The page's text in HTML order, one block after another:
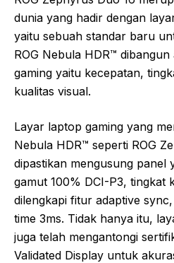
dunia yang hadir dengan
yaitu sebuah standar baru
ROG Nebula HDR™
gaming yaitu kecepatan,
kualitas visual.
Layar laptop gaming yang
Nebula HDR™ seperti ROG
dipastikan mengusung panel
gamut 100% DCI-P3, tingkat
dilengkapi fitur adaptive
time 3ms. Tidak hanya itu,
juga telah mengantongi
Validated Display untuk